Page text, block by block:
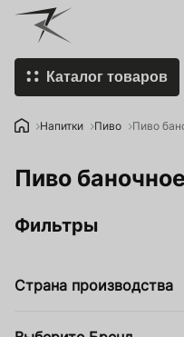
Каталог товаров
К-Бренды
комплектующие
Food Store
Напитки Пиво Пиво
Пиво баночное
Фильтры
Страна производства